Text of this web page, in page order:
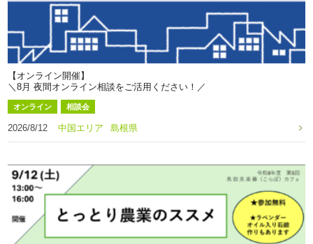
【オンライン開催】
＼8月 夜間オンライン相談をご活用ください！／
オンライン 相談会
2026/8/12 中国エリア 島根県